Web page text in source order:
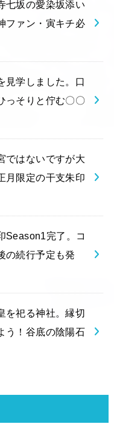
七坂の愛染坂添い
ファン・寅キチ必
見学しました。口
っそりと佇む〇〇
ではないですが大
月限定の干支朱印
Season1完了。コ
の続行予定も発
を祀る神社。縁切
う！谷底の陰陽石